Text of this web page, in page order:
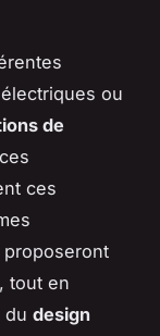
ou
de
ces
tout en
du design